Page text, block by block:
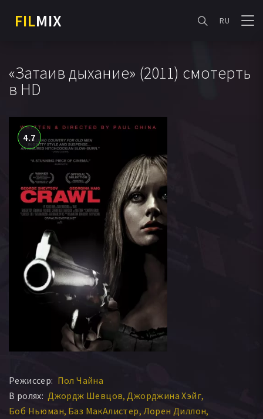
FILMIX RU
«Затаив дыхание» (2011) смотерть
в HD
4.7
Режиссер: Пол Чайна
В ролях: Джордж Шевцов Джорджина Хэйг
Боб Ньюман Баз МакАлистер Лорен Диллон